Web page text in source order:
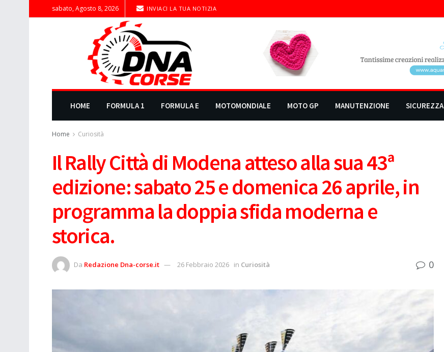
sabato, Agosto 8, 2026 INVIACI LA TUA NOTIZIA
HOME FORMULA 1 FORMULA E MOTOMONDIALE MOTO GP MANUTENZIONE SICUREZZA
Home Curiosità
Il Rally Città di Modena atteso alla sua 43ª
edizione: sabato 25 e domenica 26 aprile, in
programma la doppia sfida moderna e
storica.
Da Redazione Dna-corse.it 26 Febbraio 2026 in Curiosità 0